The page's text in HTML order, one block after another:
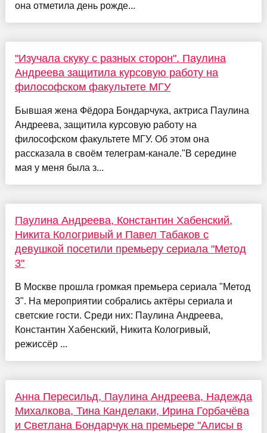
она отметила день рожде...
"Изучала скуку с разных сторон". Паулина
Андреева защитила курсовую работу на
философском факультете МГУ
Бывшая жена Фёдора Бондарчука, актриса Паулина
Андреева, защитила курсовую работу на
философском факультете МГУ. Об этом она
рассказала в своём телеграм-канале."В середине
мая у меня была з...
Паулина Андреева, Константин Хабенский,
Никита Кологривый и Павел Табаков с
девушкой посетили премьеру сериала "Метод
3"
В Москве прошла громкая премьера сериала "Метод
3". На мероприятии собрались актёры сериала и
светские гости. Среди них: Паулина Андреева,
Константин Хабенский, Никита Кологривый,
режиссёр ...
Анна Пересильд, Паулина Андреева, Надежда
Михалкова, Тина Канделаки, Ирина Горбачёва
и Светлана Бондарчук на премьере "Алисы в